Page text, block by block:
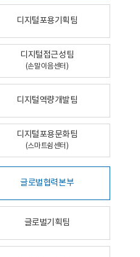
디지털포용기획팀
디지털접근성팀
(손말이음센터)
디지털역량개발팀
디지털포용문화팀
(스마트쉼센터)
글로벌협력본부
글로벌기획팀